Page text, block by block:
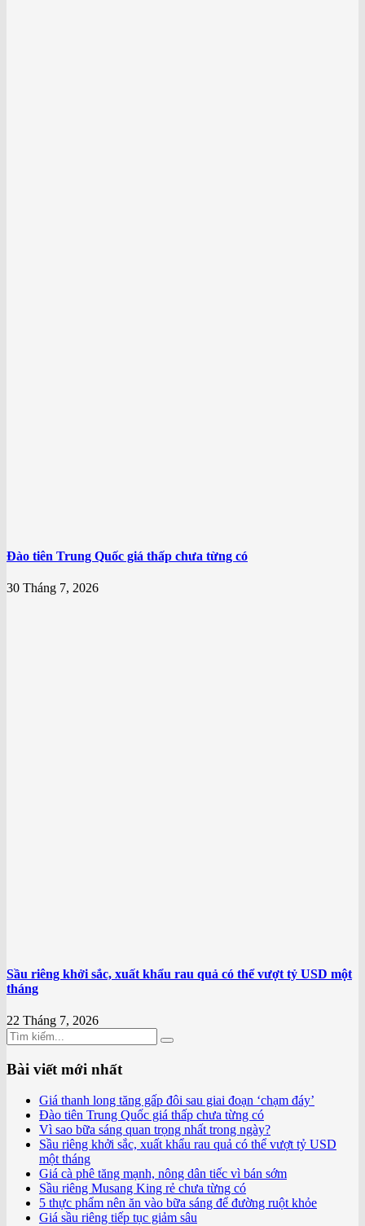
Đào tiên Trung Quốc giá thấp chưa từng có
30 Tháng 7, 2026
Sầu riêng khởi sắc, xuất khẩu rau quả có thể vượt tỷ USD một
tháng
22 Tháng 7, 2026
Bài viết mới nhất
Giá thanh long tăng gấp đôi sau giai đoạn ‘chạm đáy’
Đào tiên Trung Quốc giá thấp chưa từng có
Vì sao bữa sáng quan trọng nhất trong ngày?
Sầu riêng khởi sắc, xuất khẩu rau quả có thể vượt tỷ USD
một tháng
Giá cà phê tăng mạnh, nông dân tiếc vì bán sớm
Sầu riêng Musang King rẻ chưa từng có
5 thực phẩm nên ăn vào bữa sáng để đường ruột khỏe
Giá sầu riêng tiếp tục giảm sâu